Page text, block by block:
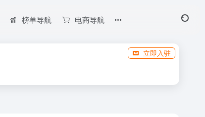
榜单导航 电商导航
立即入驻